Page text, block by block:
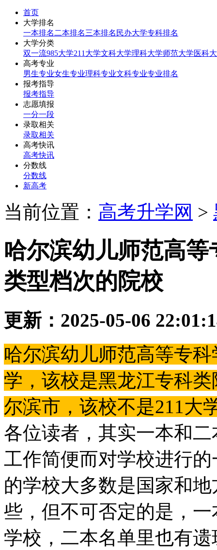
首页
大学排名
一本排名 二本排名三本排名 民办大学专科排名
大学分类
双一流985大学211大学文科大学理科大学师范大学医科
高考专业
男生专业女生专业理科专业文科专业专业排名
报考指导
报考指导
志愿填报
一分一段
录取相关
录取相关
高考快讯
高考快讯
分数线
分数线
新高考
当前位置： 高考升学网 >
哈尔滨幼儿师范高
类型档次的院校
更新：2025-05-06
哈尔滨幼儿师范高等专
学，该校是黑龙江专科
尔滨市，该校不是211大
各位读者，其实一本和
工作简便而对学校进行
的学校大多数是国家和
些，但不可否定的是，
学校，二本名单里也有